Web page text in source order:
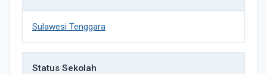
Sulawesi Tenggara
Status Sekolah